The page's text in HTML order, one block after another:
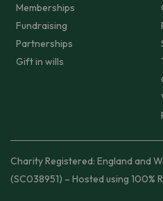
Memberships
Fundraising
Partnerships
Gift in wills
Charity Registered: England and
(SC038951) – Hosted using 100%